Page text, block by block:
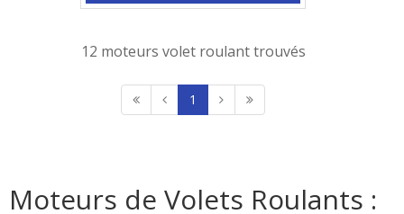
12 moteurs volet roulant trouvés
1
Moteurs de Volets Roulants :